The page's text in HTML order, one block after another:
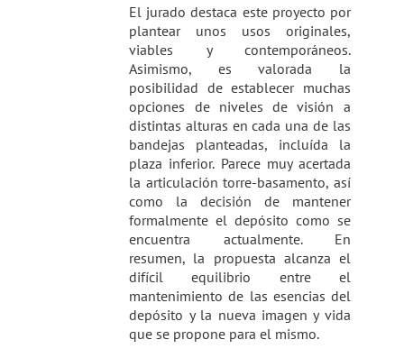
El jurado destaca este proyecto por
plantear unos usos originales,
viables y contemporáneos.
Asimismo, es valorada la
posibilidad de establecer muchas
opciones de niveles de visión a
distintas alturas en cada una de las
bandejas planteadas, incluída la
plaza inferior. Parece muy acertada
la articulación torre-basamento, así
como la decisión de mantener
formalmente el depósito como se
encuentra actualmente. En
resumen, la propuesta alcanza el
difícil equilibrio entre el
mantenimiento de las esencias del
depósito y la nueva imagen y vida
que se propone para el mismo.